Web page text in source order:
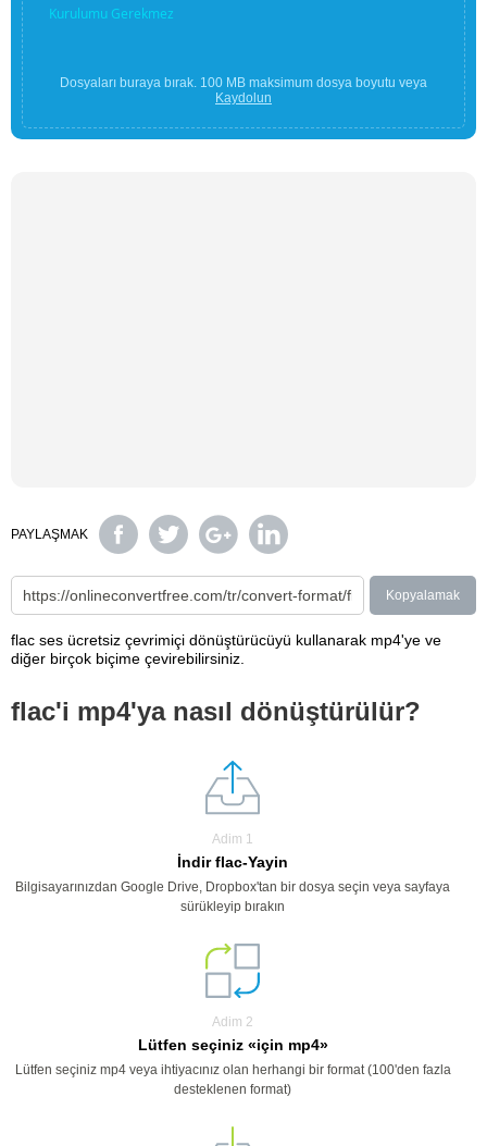
Kurulumu Gerekmez
Dosyaları buraya bırak. 100 MB maksimum dosya boyutu veya
Kaydolun
PAYLAŞMAK
Kopyalamak
flac ses ücretsiz çevrimiçi dönüştürücüyü kullanarak mp4'ye ve
diğer birçok biçime çevirebilirsiniz.
flac'i mp4'ya nasıl dönüştürülür?
Adim 1
İndir flac-Yayin
Bilgisayarınızdan Google Drive, Dropbox'tan bir dosya seçin veya sayfaya
sürükleyip bırakın
Adim 2
Lütfen seçiniz «için mp4»
Lütfen seçiniz mp4 veya ihtiyacınız olan herhangi bir format (100'den fazla
desteklenen format)